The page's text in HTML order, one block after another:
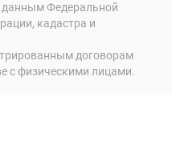
данным Федеральной
кадастра и
договорам
с физическими лицами.